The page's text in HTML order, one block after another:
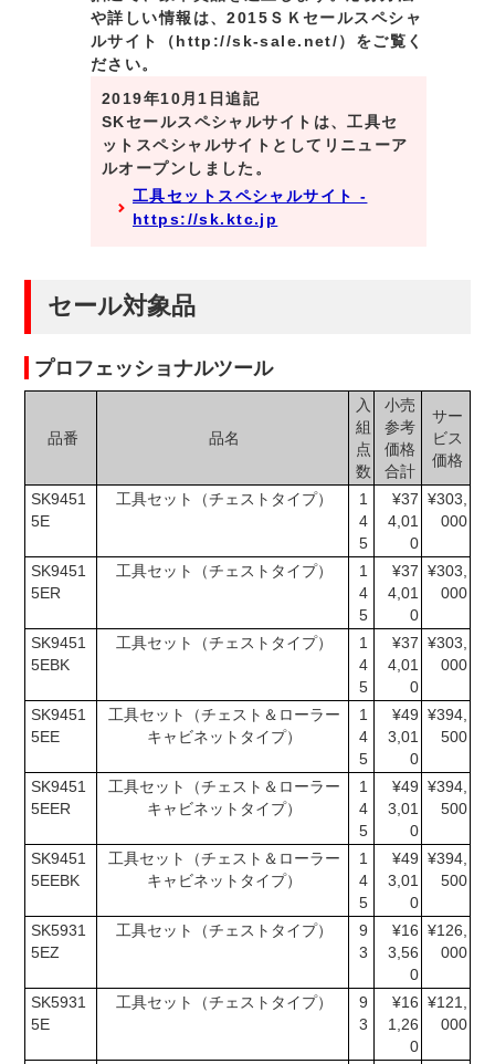
や詳しい情報は、2015ＳＫセールスペシャ
ルサイト（http://sk-sale.net/）をご覧く
ださい。
2019年10月1日追記
SKセールスペシャルサイトは、工具セ
ットスペシャルサイトとしてリニューア
ルオープンしました。
工具セットスペシャルサイト -
https://sk.ktc.jp
セール対象品
プロフェッショナルツール
品番 品名
入
組
点
数
小売
参考
価格
合計
サー
ビス
価格
SK9451
5E
工具セット（チェストタイプ）
1
4
5
¥37
4,01
0
¥303,
000
SK9451
5ER
工具セット（チェストタイプ）
1
4
5
¥37
4,01
0
¥303,
000
SK9451
5EBK
工具セット（チェストタイプ）
1
4
5
¥37
4,01
0
¥303,
000
SK9451
5EE
工具セット（チェスト＆ローラー
キャビネットタイプ）
1
4
5
¥49
3,01
0
¥394,
500
SK9451
5EER
工具セット（チェスト＆ローラー
キャビネットタイプ）
1
4
5
¥49
3,01
0
¥394,
500
SK9451
5EEBK
工具セット（チェスト＆ローラー
キャビネットタイプ）
1
4
5
¥49
3,01
0
¥394,
500
SK5931
5EZ
工具セット（チェストタイプ）
9
3
¥16
3,56
0
¥126,
000
SK5931
5E
工具セット（チェストタイプ）
9
3
¥16
1,26
0
¥121,
000